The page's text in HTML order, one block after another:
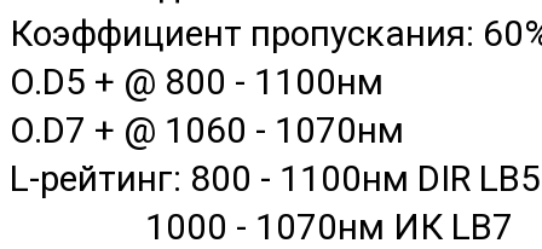
Коэффициент пропускания:
O.D5 + @ 800 - 1100нм
O.D7 + @ 1060 - 1070нм
L-рейтинг: 800 - 1100нм DIR LB5
1000 - 1070нм ИК LB7